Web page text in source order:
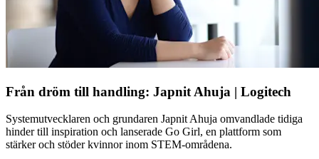
Från dröm till handling: Japnit Ahuja | Logitech
Systemutvecklaren och grundaren Japnit Ahuja omvandlade tidiga
hinder till inspiration och lanserade Go Girl, en plattform som
stärker och stöder kvinnor inom STEM-områdena.